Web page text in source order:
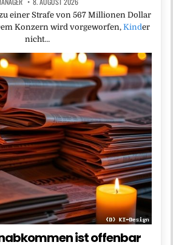
einer Strafe von 567 Millionen Dollar
Konzern wird vorgeworfen, Kinder
nicht…
ist offenbar